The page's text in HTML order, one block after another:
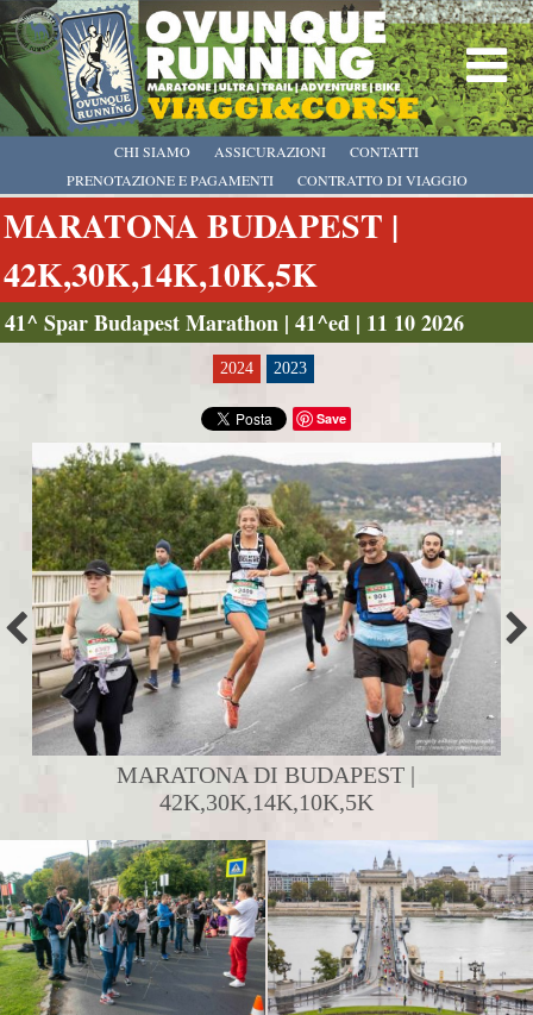
CHI SIAMO
PRENOTAZIONE E PAGAMENTI
CONTRATTO DI VIAGGIO
ASSICURAZIONI CONTATTI
MARATONA BUDAPEST |
42K,30K,14K,10K,5K
41^ Spar Budapest Marathon | 41^ed | 11 10 2026
2024 2023
Save
MARATONA DI BUDAPEST |
42K,30K,14K,10K,5K